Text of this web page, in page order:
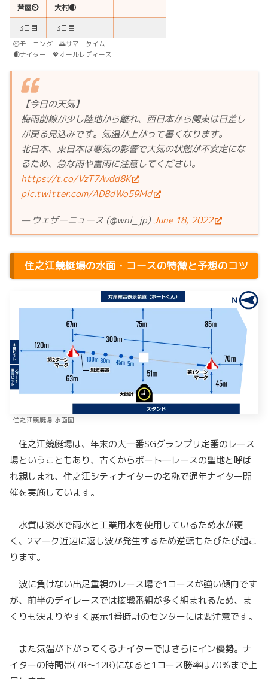
芦屋⏲
大村🌒
3日目
3日目
⏲モーニング 🌅サマータイム
🌒ナイター 💖オールレディース
【今日の天気】
梅雨前線が少し陸地から離れ、西日本から関東は日差し
が戻る見込みです。気温が上がって暑くなります。
北日本、東日本は寒気の影響で大気の状態が不安定にな
るため、急な雨や雷雨に注意してください。
https://t.co/VzT7Avdd8K
pic.twitter.com/AD8dWo59Md
— ウェザーニュース (@wni_jp)June 18, 2022
住之江競艇場の水面・コースの特徴と予想のコツ
住之江競艇場 水面図
住之江競艇場は、年末の大一番SGグランプリ定番のレース
場ということもあり、古くからボート―レースの聖地と呼ば
れ親しまれ、住之江シティナイターの名称で通年ナイター開
催を実施しています。
水質は淡水で雨水と工業用水を使用しているため水が硬
く、2マーク近辺に返し波が発生するため逆転もたびたび起こ
ります。
波に負けない出足重視のレース場で1コースが強い傾向です
が、前半のデイレースでは接戦番組が多く組まれるため、ま
くりも決まりやすく展示1番時計のセンターには要注意です。
また気温が下がってくるナイターではさらにイン優勢。ナ
イターの時間帯(7R～12R)になると1コース勝率は70％まで上